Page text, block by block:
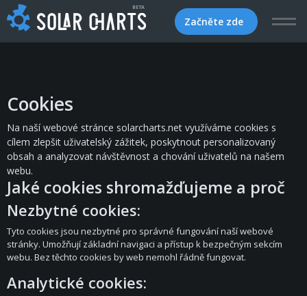
BETA
Začněte zde
Cookies
Na naší webové stránce solarcharts.net využíváme cookies s
cílem zlepšit uživatelský zážitek, poskytnout personalizovaný
obsah a analyzovat návštěvnost a chování uživatelů na našem
webu.
Jaké cookies shromažďujeme a proč
Nezbytné cookies:
Tyto cookies jsou nezbytné pro správné fungování naší webové
stránky. Umožňují základní navigaci a přístup k bezpečným sekcím
webu. Bez těchto cookies by web nemohl řádně fungovat.
Analytické cookies: